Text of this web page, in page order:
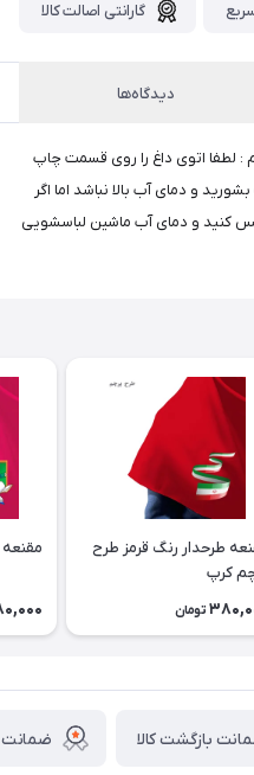
گارانتی اصالت کالا
دیدگاه‌ها
نکات مهم : لطفا اتوی داغ را روی قسمت چاپ
و دمای آب بالا نباشد اما اگر
کنید و دمای آب ماشین لباسشویی
طرحدار رنگ قرمز طرح
کرپ
تومان
بازگشت کالا ضمانت